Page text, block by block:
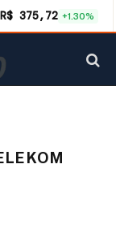
R$ 375,72 +1.30%